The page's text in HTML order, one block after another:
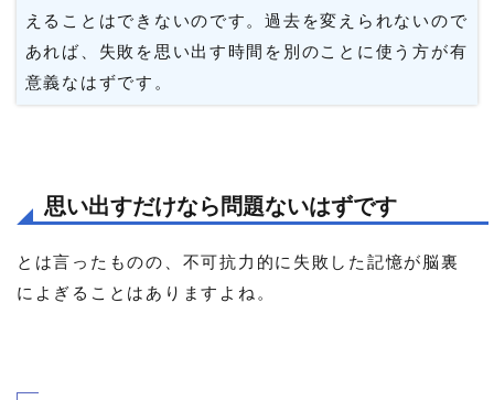
えることはできないのです。過去を変えられないので
あれば、失敗を思い出す時間を別のことに使う方が有
意義なはずです。
思い出すだけなら問題ないはずです
とは言ったものの、不可抗力的に失敗した記憶が脳裏
によぎることはありますよね。